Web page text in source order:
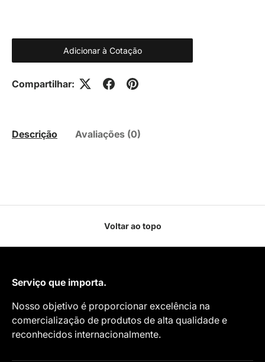
Adicionar à Cotação
Compartilhar:
Descrição Avaliações (0)
Voltar ao topo
Serviço que importa.
Nosso objetivo é proporcionar excelência na
comercialização de produtos de alta qualidade e
reconhecidos internacionalmente.